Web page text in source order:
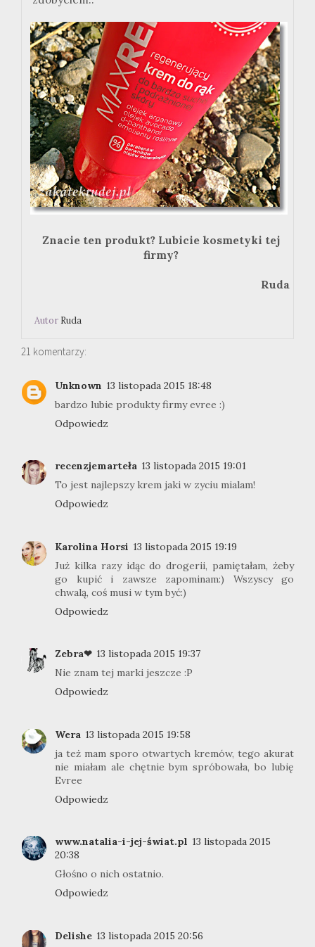
Znacie ten produkt? Lubicie kosmetyki tej
firmy?
Ruda
Autor Ruda
21 komentarzy:
Unknown 13 listopada 2015 18:48
bardzo lubie produkty firmy evree :)
Odpowiedz
recenzjemarteła 13 listopada 2015 19:01
To jest najlepszy krem jaki w zyciu mialam!
Odpowiedz
Karolina Horsi 13 listopada 2015 19:19
Już kilka razy idąc do drogerii, pamiętałam, żeby
go kupić i zawsze zapominam:) Wszyscy go
chwalą, coś musi w tym być:)
Odpowiedz
Zebra❤ 13 listopada 2015 19:37
Nie znam tej marki jeszcze :P
Odpowiedz
Wera 13 listopada 2015 19:58
ja też mam sporo otwartych kremów, tego akurat
nie miałam ale chętnie bym spróbowała, bo lubię
Evree
Odpowiedz
www.natalia-i-jej-świat.pl 13 listopada 2015
20:38
Głośno o nich ostatnio.
Odpowiedz
Delishe 13 listopada 2015 20:56